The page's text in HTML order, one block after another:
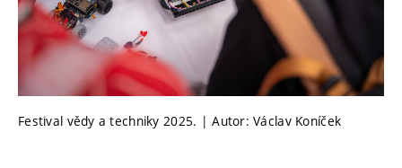
Festival vědy a techniky 2025. | Autor: Václav Koníček